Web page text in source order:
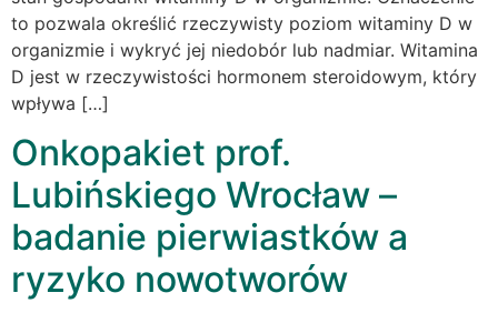
to pozwala określić rzeczywisty poziom witaminy D w
organizmie i wykryć jej niedobór lub nadmiar. Witamina
D jest w rzeczywistości hormonem steroidowym, który
wpływa […]
Onkopakiet prof.
Lubińskiego Wrocław –
badanie pierwiastków a
ryzyko nowotworów